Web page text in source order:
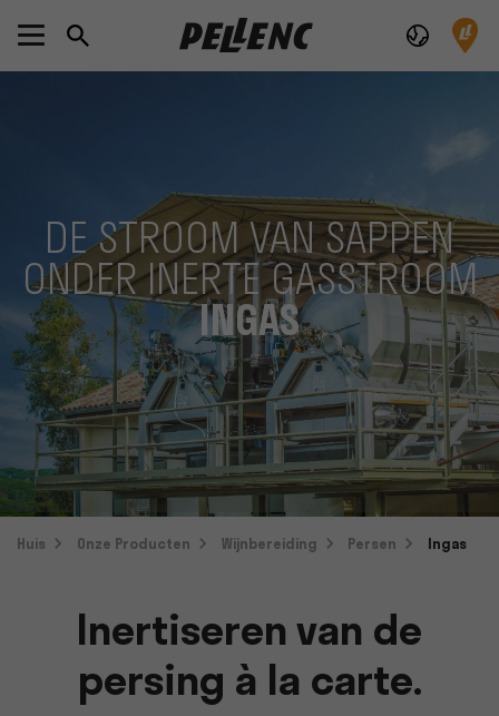
DE STROOM VAN SAPPEN
ONDER INERTE GASSTROOM
INGAS
Huis Onze Producten Wijnbereiding Persen Ingas
Inertiseren van de
persing à la carte.